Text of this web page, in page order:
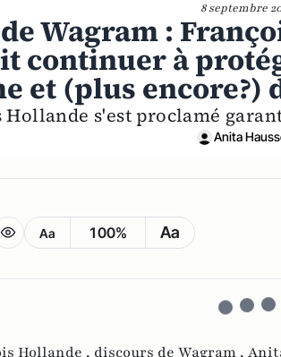
8 septembre
Wagram :
continuer à
et (plus encore?)
Hollande s'est proclamé
Anita
Aa 100% Aa
Hollande , discours de Wagram ,